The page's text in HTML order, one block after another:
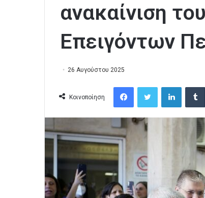
ανακαίνιση
Επειγόντων
26 Αυγούστου 2025
Κοινοποίηση